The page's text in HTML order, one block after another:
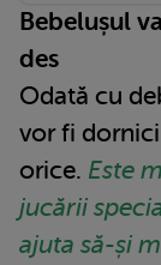
Bebelușul
des
Odată cu
vor fi
orice. Este
jucării
ajuta să-și